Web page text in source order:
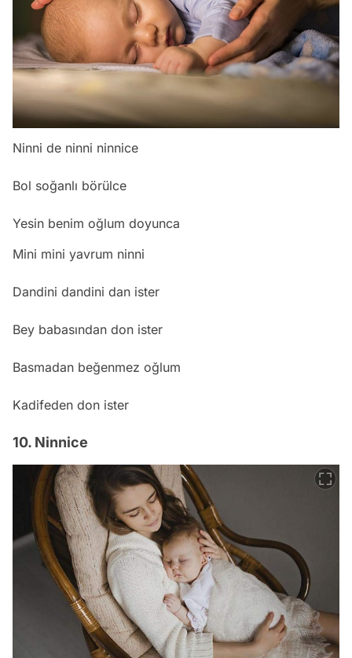
Ninni de ninni ninnice
Bol soğanlı börülce
Yesin benim oğlum doyunca
Mini mini yavrum ninni
Dandini dandini dan ister
Bey babasından don ister
Basmadan beğenmez oğlum
Kadifeden don ister
10. Ninnice